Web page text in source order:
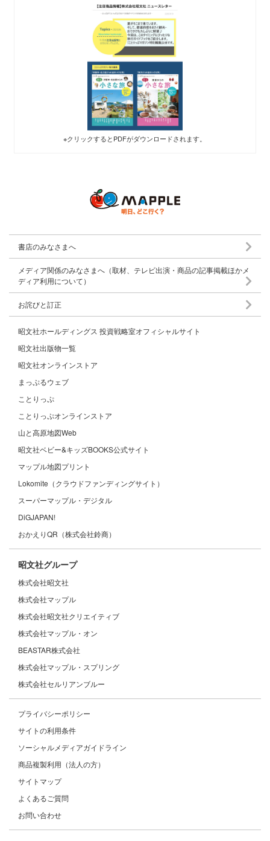
※クリックするとPDFがダウンロードされます。
書店のみなさまへ
メディア関係のみなさまへ（取材、テレビ出演・商品の記事掲載ほかメ
ディア利用について）
お詫びと訂正
昭文社ホールディングス 投資戦略室オフィシャルサイト
昭文社出版物一覧
昭文社オンラインストア
まっぷるウェブ
ことりっぷ
ことりっぷオンラインストア
山と高原地図Web
昭文社ベビー&キッズBOOKS公式サイト
マップル地図プリント
Lokomite（クラウドファンディングサイト）
スーパーマップル・デジタル
DiGJAPAN!
おかえりQR（株式会社鈴商）
昭文社グループ
株式会社昭文社
株式会社マップル
株式会社昭文社クリエイティブ
株式会社マップル・オン
BEASTAR株式会社
株式会社マップル・スプリング
株式会社セルリアンブルー
プライバシーポリシー
サイトの利用条件
ソーシャルメディアガイドライン
商品複製利用（法人の方）
サイトマップ
よくあるご質問
お問い合わせ